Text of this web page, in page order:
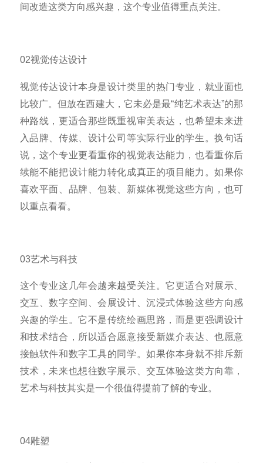
间改造这类方向感兴趣，这个专业值得重点关注。
02视觉传达设计
视觉传达设计本身是设计类里的热门专业，就业面也
比较广。但放在西建大，它未必是最“纯艺术表达”的那
种路线，更适合那些既重视审美表达，也希望未来进
入品牌、传媒、设计公司等实际行业的学生。换句话
说，这个专业更看重你的视觉表达能力，也看重你后
续能不能把设计能力转化成真正的项目能力。如果你
喜欢平面、品牌、包装、新媒体视觉这些方向，也可
以重点看看。
03艺术与科技
这个专业这几年会越来越受关注。它更适合对展示、
交互、数字空间、会展设计、沉浸式体验这些方向感
兴趣的学生。它不是传统绘画思路，而是更强调设计
和技术结合，所以适合愿意接受新媒介表达、也愿意
接触软件和数字工具的同学。如果你本身就不排斥新
技术，未来也想往数字展示、交互体验这类方向靠，
艺术与科技其实是一个很值得提前了解的专业。
04雕塑